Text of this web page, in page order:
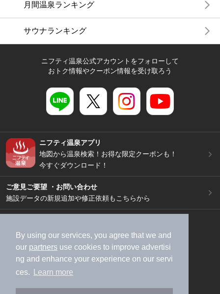
By using our services, you agree that we and
our partners use cookies to improve advertisi
ng and enhance your experience on our servi
ces.
Learn more
月間温泉ランキング
サウナランキング
ニフティ温泉公式アカウントをフォローして
おトク情報やクーポン情報を受け取ろう
ニフティ温泉アプリ
地図から温泉検索！お得な限定クーポンも！
今すぐダウンロード！
ご意見ご要望 ・お問い合わせ
施設データの新規追加や修正依頼もこちらから
加盟店募集（資料請求）
広告出稿のご案内
利用規約
ライフスタイルMEMBERS+規約
特定商取引法に基づく表記
ヘルプ
採用情報
運営会社